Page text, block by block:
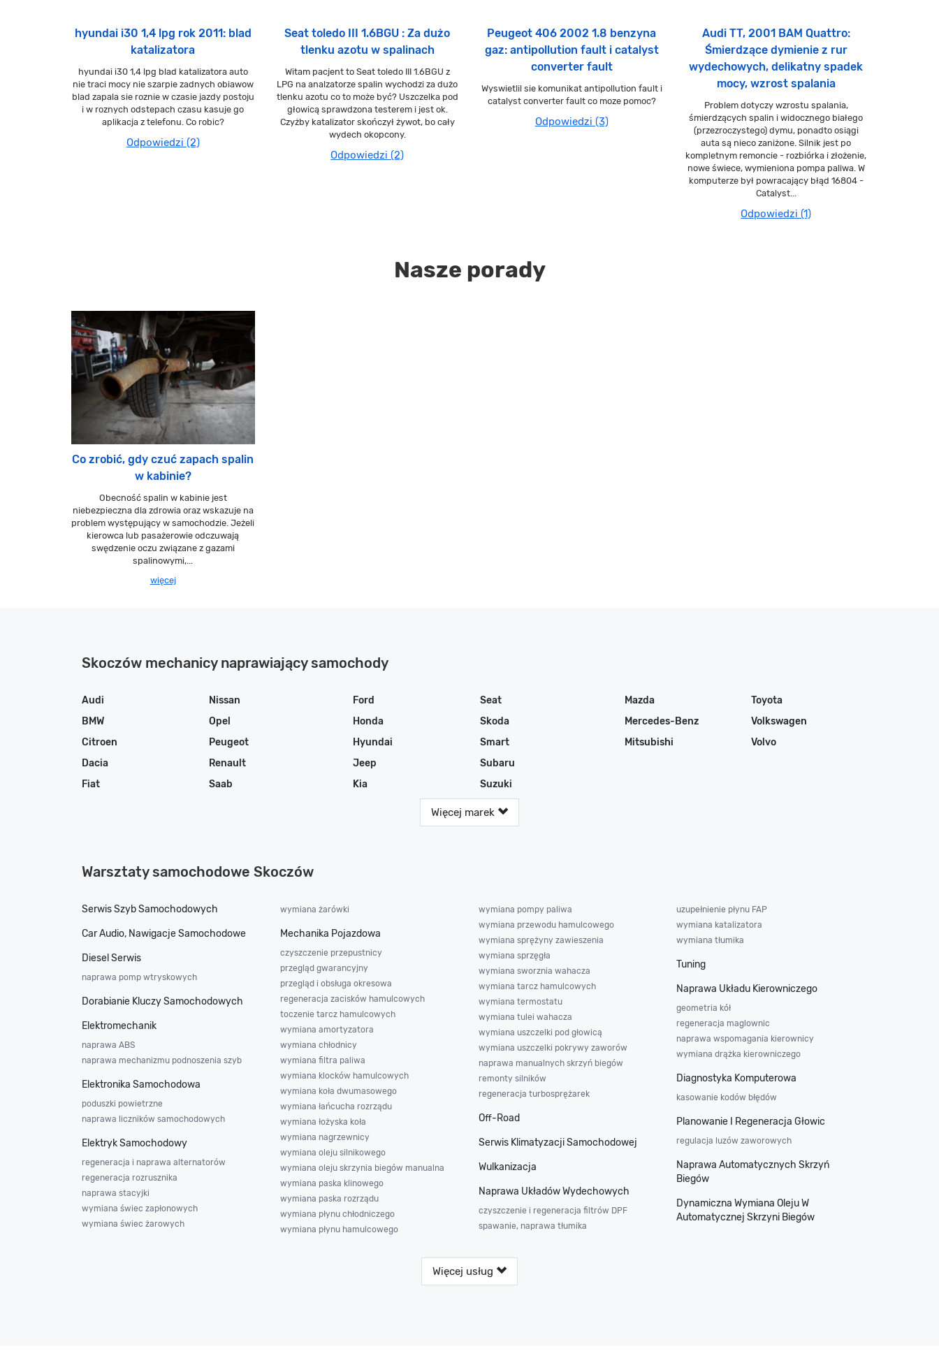
hyundai i30 1,4 lpg rok 2011: blad
katalizatora
hyundai i30 1,4 lpg blad katalizatora auto
nie traci mocy nie szarpie zadnych obiawow
blad zapala sie roznie w czasie jazdy postoju
i w roznych odstepach czasu kasuje go
aplikacja z telefonu. Co robic?
Odpowiedzi (2)
Seat toledo III 1.6BGU : Za dużo
tlenku azotu w spalinach
Witam pacjent to Seat toledo III 1.6BGU z
LPG na analzatorze spalin wychodzi za dużo
tlenku azotu co to może być? Uszczelka pod
głowicą sprawdzona testerem i jest ok.
Czyżby katalizator skończył żywot, bo cały
wydech okopcony.
Odpowiedzi (2)
Peugeot 406 2002 1.8 benzyna
gaz: antipollution fault i catalyst
converter fault
Wyswietlil sie komunikat antipollution fault i
catalyst converter fault co moze pomoc?
Odpowiedzi (3)
Audi TT, 2001 BAM Quattro:
Śmierdzące dymienie z rur
wydechowych, delikatny spadek
mocy, wzrost spalania
Problem dotyczy wzrostu spalania,
śmierdzących spalin i widocznego białego
(przezroczystego) dymu, ponadto osiągi
auta są nieco zaniżone. Silnik jest po
kompletnym remoncie - rozbiórka i złożenie,
nowe świece, wymieniona pompa paliwa. W
komputerze był powracający błąd 16804 -
Catalyst...
Odpowiedzi (1)
Nasze porady
Co zrobić, gdy czuć zapach spalin
w kabinie?
Obecność spalin w kabinie jest
niebezpieczna dla zdrowia oraz wskazuje na
problem występujący w samochodzie. Jeżeli
kierowca lub pasażerowie odczuwają
swędzenie oczu związane z gazami
spalinowymi,...
więcej
Skoczów mechanicy naprawiający samochody
Audi
BMW
Citroen
Dacia
Fiat
Ford
Honda
Hyundai
Jeep
Kia
Mazda
Mercedes-Benz
Mitsubishi
Nissan
Opel
Peugeot
Renault
Saab
Seat
Skoda
Smart
Subaru
Suzuki
Toyota
Volkswagen
Volvo
Więcej marek
Warsztaty samochodowe Skoczów
Serwis Szyb Samochodowych
Car Audio, Nawigacje Samochodowe
Diesel Serwis
naprawa pomp wtryskowych
Dorabianie Kluczy Samochodowych
Elektromechanik
naprawa ABS
naprawa mechanizmu podnoszenia szyb
Elektronika Samochodowa
poduszki powietrzne
naprawa liczników samochodowych
Elektryk Samochodowy
regeneracja i naprawa alternatorów
regeneracja rozrusznika
naprawa stacyjki
wymiana świec zapłonowych
wymiana świec żarowych
wymiana żarówki
Mechanika Pojazdowa
czyszczenie przepustnicy
przegląd gwarancyjny
przegląd i obsługa okresowa
regeneracja zacisków hamulcowych
toczenie tarcz hamulcowych
wymiana amortyzatora
wymiana chłodnicy
wymiana filtra paliwa
wymiana klocków hamulcowych
wymiana koła dwumasowego
wymiana łańcucha rozrządu
wymiana łożyska koła
wymiana nagrzewnicy
wymiana oleju silnikowego
wymiana oleju skrzynia biegów manualna
wymiana paska klinowego
wymiana paska rozrządu
wymiana płynu chłodniczego
wymiana płynu hamulcowego
wymiana pompy paliwa
wymiana przewodu hamulcowego
wymiana sprężyny zawieszenia
wymiana sprzęgła
wymiana sworznia wahacza
wymiana tarcz hamulcowych
wymiana termostatu
wymiana tulei wahacza
wymiana uszczelki pod głowicą
wymiana uszczelki pokrywy zaworów
naprawa manualnych skrzyń biegów
remonty silników
regeneracja turbosprężarek
Off-Road
Serwis Klimatyzacji Samochodowej
Wulkanizacja
Naprawa Układów Wydechowych
czyszczenie i regeneracja filtrów DPF
spawanie, naprawa tłumika
uzupełnienie płynu FAP
wymiana katalizatora
wymiana tłumika
Tuning
Naprawa Układu Kierowniczego
geometria kół
regeneracja maglownic
naprawa wspomagania kierownicy
wymiana drążka kierowniczego
Diagnostyka Komputerowa
kasowanie kodów błędów
Planowanie I Regeneracja Głowic
regulacja luzów zaworowych
Naprawa Automatycznych Skrzyń
Biegów
Dynamiczna Wymiana Oleju W
Automatycznej Skrzyni Biegów
Więcej usług